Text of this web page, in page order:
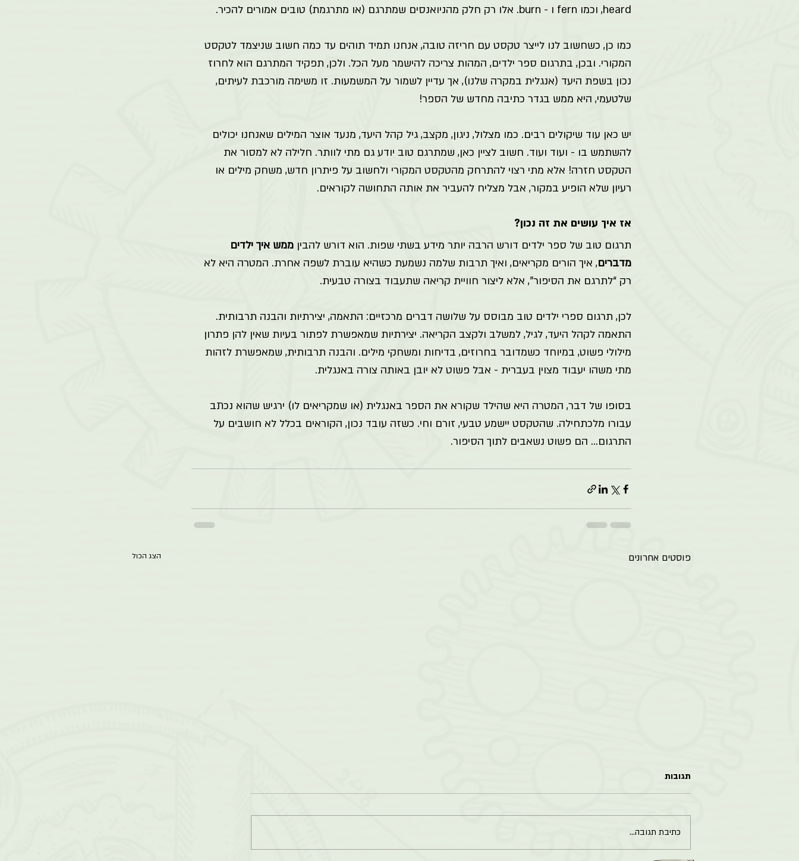
heard, וכמו fern ו - burn. אלו רק חלק מהניואנסים שמתרגם (או מתרגמת) טובים אמורים להכיר.
כמו כן, כשחשוב לנו לייצר טקסט עם חריזה טובה, אנחנו תמיד תוהים עד כמה חשוב שניצמד לטקסט
המקורי. ובכן, בתרגום ספר ילדים, המהות צריכה להישמר מעל הכל. ולכן, תפקיד המתרגם הוא לחרוז
נכון בשפת היעד (אנגלית במקרה שלנו), אך עדיין לשמור על המשמעות. זו משימה מורכבת לעיתים,
שלטעמי, היא ממש בגדר כתיבה מחדש של הספר!
יש כאן עוד שיקולים רבים. כמו מצלול, ניגון, מקצב, גיל קהל היעד, מנעד אוצר המילים שאנחנו יכולים
להשתמש בו - ועוד ועוד. חשוב לציין כאן, שמתרגם טוב יודע גם מתי לוותר. חלילה לא למסור את
הטקסט חזרה! אלא מתי רצוי להתרחק מהטקסט המקורי ולחשוב על פיתרון חדש, משחק מילים או
רעיון שלא הופיע במקור, אבל מצליח להעביר את אותה התחושה לקוראים.
אז איך עושים את זה נכון?
תרגום טוב של ספר ילדים דורש הרבה יותר מידע בשתי שפות. הוא דורש להבין ממש איך ילדים
מדברים, איך הורים מקריאים, ואיך תרבות שלמה נשמעת כשהיא עוברת לשפה אחרת. המטרה היא לא
רק “לתרגם את הסיפור”, אלא ליצור חוויית קריאה שתעבוד בצורה טבעית.
לכן, תרגום ספרי ילדים טוב מבוסס על שלושה דברים מרכזיים: התאמה, יצירתיות והבנה תרבותית.
התאמה לקהל היעד, לגיל, למשלב ולקצב הקריאה. יצירתיות שמאפשרת לפתור בעיות שאין להן פתרון
מילולי פשוט, במיוחד כשמדובר בחרוזים, בדיחות ומשחקי מילים. והבנה תרבותית, שמאפשרת לזהות
מתי משהו יעבוד מצוין בעברית - אבל פשוט לא יובן באותה צורה באנגלית.
בסופו של דבר, המטרה היא שהילד שקורא את הספר באנגלית (או שמקריאים לו) ירגיש שהוא נכתב
עבורו מלכתחילה. שהטקסט יישמע טבעי, זורם וחי. כשזה עובד נכון, הקוראים בכלל לא חושבים על
התרגום… הם פשוט נשאבים לתוך הסיפור.
פוסטים אחרונים הצג הכול
תגובות
כתיבת תגובה...